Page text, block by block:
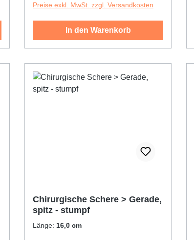
Preise exkl. MwSt. zzgl. Versandkosten
In den Warenkorb
Chirurgische Schere > Gerade,
spitz - stumpf
Länge: 16,0 cm